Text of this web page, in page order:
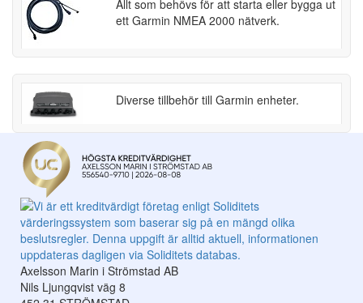
Allt som behövs för att starta eller bygga ut
ett Garmin NMEA 2000 nätverk.
Diverse tillbehör till Garmin enheter.
Axelsson Marin i Strömstad AB
Nils Ljungqvist väg 8